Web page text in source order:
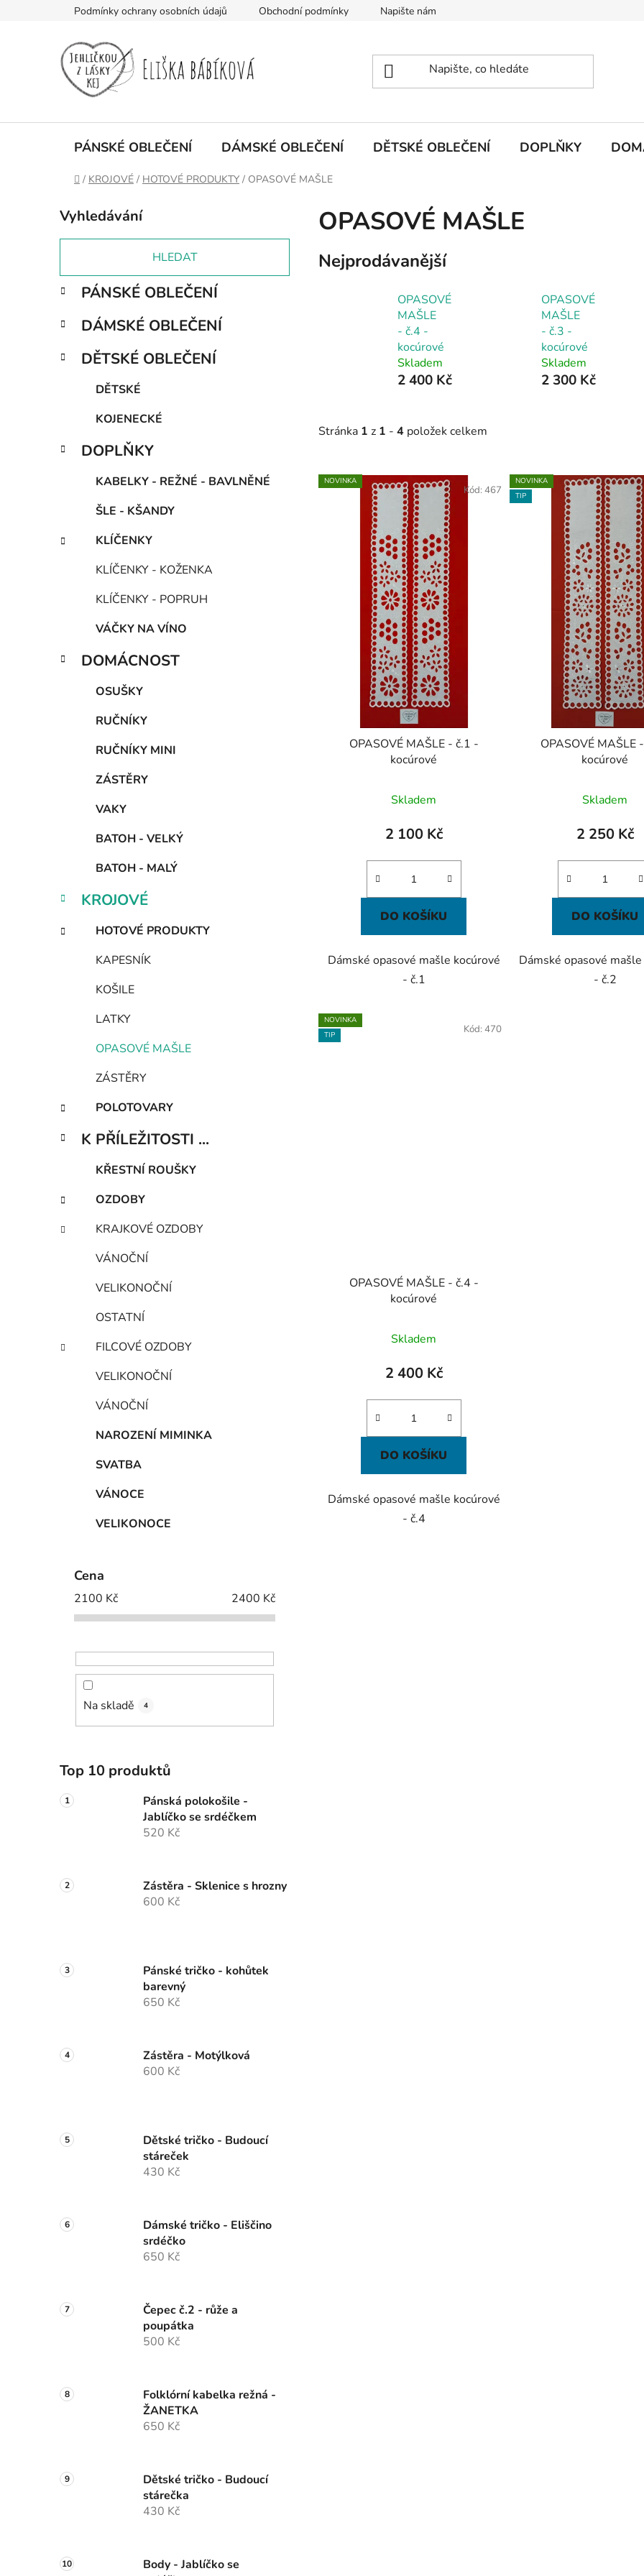
Podmínky ochrany osobních údajů Obchodní podmínky Napište nám
PÁNSKÉ OBLEČENÍ DÁMSKÉ OBLEČENÍ DĚTSKÉ OBLEČENÍ DOPLŇKY
Domů
/ KROJOVÉ / HOTOVÉ PRODUKTY / OPASOVÉ MAŠLE
o
s
r
a
n
n
í
l
Vyhledávání
HLEDAT
Přeskočit
kategorie
K
a
e
o
PÁNSKÉ OBLEČENÍ
DÁMSKÉ OBLEČENÍ
DĚTSKÉ OBLEČENÍ
DĚTSKÉ
KOJENECKÉ
DOPLŇKY
KABELKY - REŽNÉ - BAVLNĚNÉ
ŠLE - KŠANDY
KLÍČENKY
KLÍČENKY - KOŽENKA
KLÍČENKY - POPRUH
VÁČKY NA VÍNO
DOMÁCNOST
OSUŠKY
RUČNÍKY
RUČNÍKY MINI
ZÁSTĚRY
VAKY
BATOH - VELKÝ
BATOH - MALÝ
KROJOVÉ
HOTOVÉ PRODUKTY
KAPESNÍK
KOŠILE
LATKY
OPASOVÉ MAŠLE
ZÁSTĚRY
POLOTOVARY
K PŘÍLEŽITOSTI ...
KŘESTNÍ ROUŠKY
OZDOBY
KRAJKOVÉ OZDOBY
VÁNOČNÍ
VELIKONOČNÍ
OSTATNÍ
FILCOVÉ OZDOBY
VELIKONOČNÍ
VÁNOČNÍ
NAROZENÍ MIMINKA
SVATBA
VÁNOCE
VELIKONOCE
Cena
2100 Kč 2400 Kč
Na skladě 4
Top 10 produktů
Pánská polokošile -
Jablíčko se srdéčkem
520 Kč
Zástěra - Sklenice s hrozny
600 Kč
Pánské tričko - kohůtek
barevný
650 Kč
Zástěra - Motýlková
600 Kč
Dětské tričko - Budoucí
stáreček
430 Kč
Dámské tričko - Eliščino
srdéčko
650 Kč
Čepec č.2 - růže a
poupátka
500 Kč
Folklórní kabelka režná -
ŽANETKA
650 Kč
Dětské tričko - Budoucí
stárečka
430 Kč
Body - Jablíčko se
OPASOVÉ MAŠLE
Nejprodávanější
OPASOVÉ
MAŠLE
- č.4 -
kocúrové
Skladem
2 400 Kč
OPASOVÉ
MAŠLE
- č.3 -
kocúrové
Skladem
2 300 Kč
Stránka 1 z 1 - 4 položek celkem
V
ý
NOVINKA
OPASOVÉ MAŠLE - č.1 -
kocúrové
Skladem
2 100 Kč
DO KOŠÍKU
Dámské opasové mašle kocúrové
- č.1
Kód: 467
NOVINKA
TIP
OPASOVÉ MAŠLE
kocúrové
Skladem
2 250 Kč
DO KOŠÍKU
Dámské opasové
- č.2
NOVINKA
TIP
OPASOVÉ MAŠLE - č.4 -
kocúrové
Skladem
2 400 Kč
DO KOŠÍKU
Dámské opasové mašle kocúrové
- č.4
Kód: 470